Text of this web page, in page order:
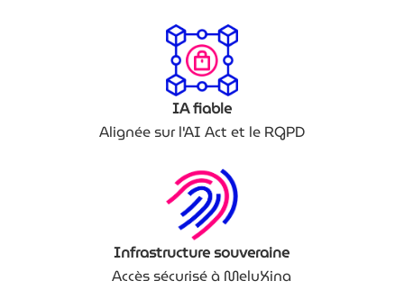
IA fiable
Alignée sur l'AI Act et le RGPD
Infrastructure souveraine
Accès sécurisé à MeluXina